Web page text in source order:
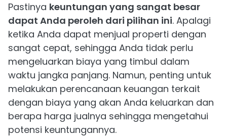
Pastinya keuntungan yang sangat besar
dapat Anda peroleh dari pilihan ini. Apalagi
ketika Anda dapat menjual properti dengan
sangat cepat, sehingga Anda tidak perlu
mengeluarkan biaya yang timbul dalam
waktu jangka panjang. Namun, penting untuk
melakukan perencanaan keuangan terkait
dengan biaya yang akan Anda keluarkan dan
berapa harga jualnya sehingga mengetahui
potensi keuntungannya.